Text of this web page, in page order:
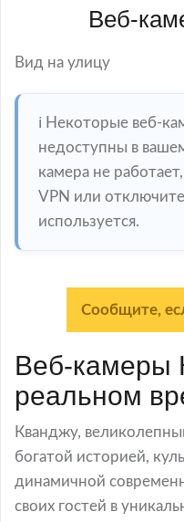
Веб-
Вид на улицу
ℹ️ Некоторые веб-
недоступны в
камера не
VPN или
используется.
Сообщите,
Веб-камеры
реальном
Кванджу,
богатой историей,
динамичной
своих гостей в